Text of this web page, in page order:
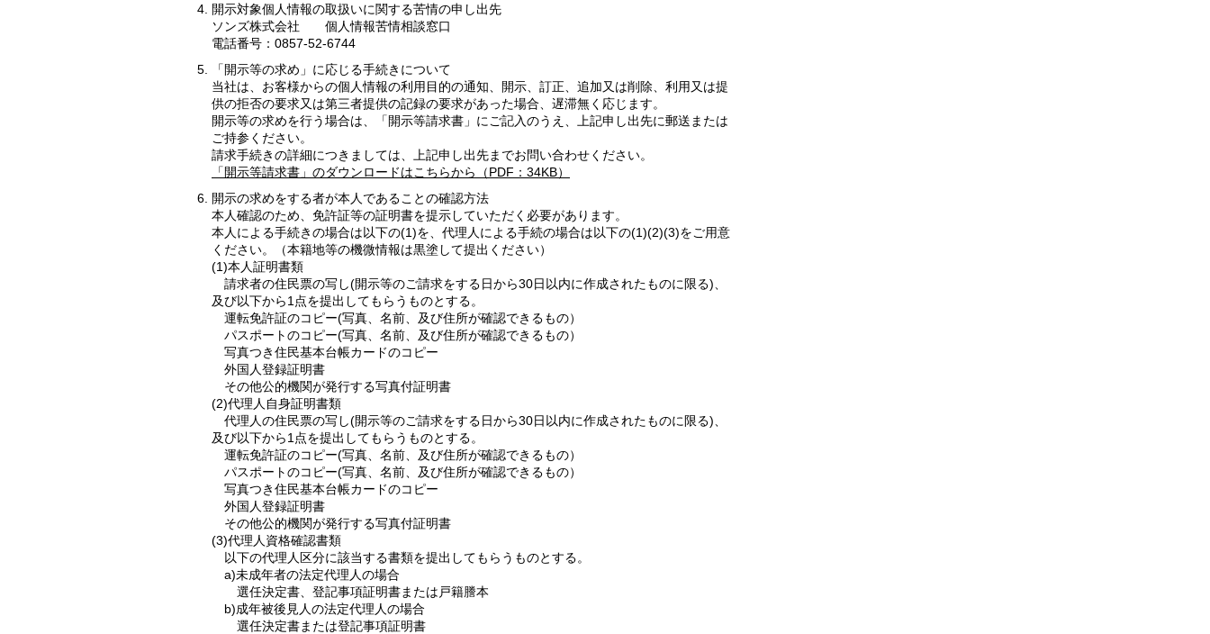
開示対象個人情報の取扱いに関する苦情の申し出先
ソンズ株式会社 個人情報苦情相談窓口
電話番号：0857-52-6744
「開示等の求め」に応じる手続きについて
当社は、お客様からの個人情報の利用目的の通知、開示、訂正、追加又は削除、利用又は提
供の拒否の要求又は第三者提供の記録の要求があった場合、遅滞無く応じます。
開示等の求めを行う場合は、「開示等請求書」にご記入のうえ、上記申し出先に郵送または
ご持参ください。
請求手続きの詳細につきましては、上記申し出先までお問い合わせください。
「開示等請求書」のダウンロードはこちらから（PDF：34KB）
開示の求めをする者が本人であることの確認方法
本人確認のため、免許証等の証明書を提示していただく必要があります。
本人による手続きの場合は以下の(1)を、代理人による手続の場合は以下の(1)(2)(3)をご用意
ください。（本籍地等の機微情報は黒塗して提出ください）
(1)本人証明書類
請求者の住民票の写し(開示等のご請求をする日から30日以内に作成されたものに限る)、
及び以下から1点を提出してもらうものとする。
運転免許証のコピー(写真、名前、及び住所が確認できるもの）
パスポートのコピー(写真、名前、及び住所が確認できるもの）
写真つき住民基本台帳カードのコピー
外国人登録証明書
その他公的機関が発行する写真付証明書
(2)代理人自身証明書類
代理人の住民票の写し(開示等のご請求をする日から30日以内に作成されたものに限る)、
及び以下から1点を提出してもらうものとする。
運転免許証のコピー(写真、名前、及び住所が確認できるもの）
パスポートのコピー(写真、名前、及び住所が確認できるもの）
写真つき住民基本台帳カードのコピー
外国人登録証明書
その他公的機関が発行する写真付証明書
(3)代理人資格確認書類
以下の代理人区分に該当する書類を提出してもらうものとする。
a)未成年者の法定代理人の場合
選任決定書、登記事項証明書または戸籍謄本
b)成年被後見人の法定代理人の場合
選任決定書または登記事項証明書